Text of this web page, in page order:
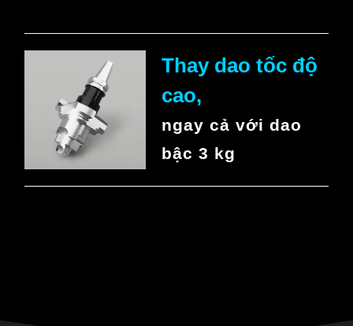
Thay dao tốc độ
cao,
ngay cả với dao
bậc 3 kg